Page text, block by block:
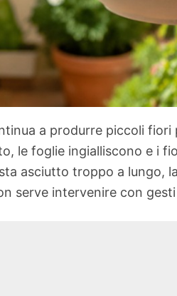
a produrre piccoli
le foglie ingialliscono e i
asciutto troppo a lungo,
serve intervenire con